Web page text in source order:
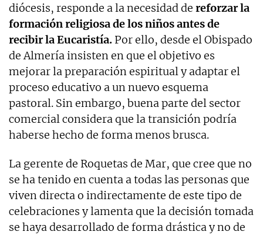
diócesis, responde a la necesidad de reforzar la
formación religiosa de los niños antes de
recibir la Eucaristía. Por ello, desde el Obispado
de Almería insisten en que el objetivo es
mejorar la preparación espiritual y adaptar el
proceso educativo a un nuevo esquema
pastoral. Sin embargo, buena parte del sector
comercial considera que la transición podría
haberse hecho de forma menos brusca.
La gerente de Roquetas de Mar, que cree que no
se ha tenido en cuenta a todas las personas que
viven directa o indirectamente de este tipo de
celebraciones y lamenta que la decisión tomada
se haya desarrollado de forma drástica y no de